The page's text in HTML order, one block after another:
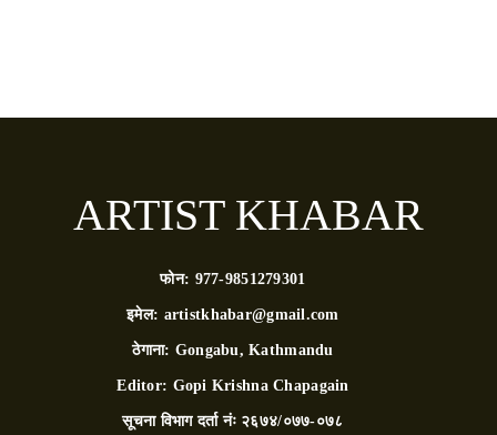
ARTIST KHABAR
फोन: 977-9851279301
इमेल: artistkhabar@gmail.com
ठेगाना: Gongabu, Kathmandu
Editor: Gopi Krishna Chapagain
सूचना विभाग दर्ता नंः २६७४/०७७-०७८